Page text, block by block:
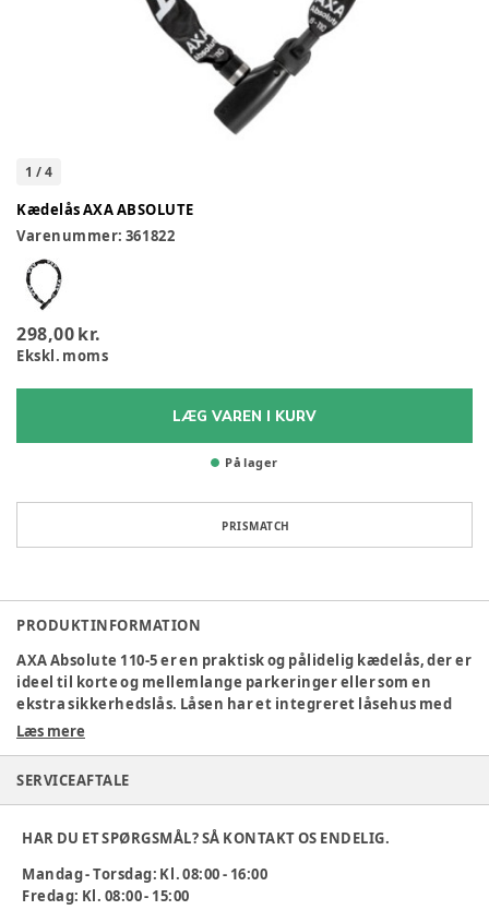
1 /4
Kædelås AXA ABSOLUTE
Varenummer: 361822
298,00 kr.
Ekskl. moms
LÆG VAREN I KURV
På lager
PRISMATCH
PRODUKTINFORMATION
AXA Absolute 110-5er en praktisk og pålidelig kædelås, der er
ideel til korte og mellemlange parkeringer eller som en
ekstra sikkerhedslås. Låsen har et integreret låsehus med
automatisk klik-in-funktion, hvilket betyder, at du nemt
Cylinderen er beskyttet af et nøglelåg, der forhindrer fugt
og snavs i at trænge ind og dermed forlænger låsens levetid.
Det stærke polyesterbetræk beskytter din cykel mod ridser
og skader. Hvis du mister din nøgle, kan du nemt bestille en
reservenøgle via AXAs internationale online nøgletjeneste.
Læs mere
SERVICEAFTALE
HAR DU ET SPØRGSMÅL? SÅ KONTAKT OS ENDELIG.
Mandag - Torsdag: Kl. 08:00 - 16:00
Fredag: Kl. 08:00 - 15:00